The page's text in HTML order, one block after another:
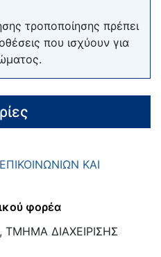
τροποποίησης πρέπει
που ισχύουν για
ΚΑΙ
φορέα
ΔΙΑΧΕΙΡΙΣΗΣ